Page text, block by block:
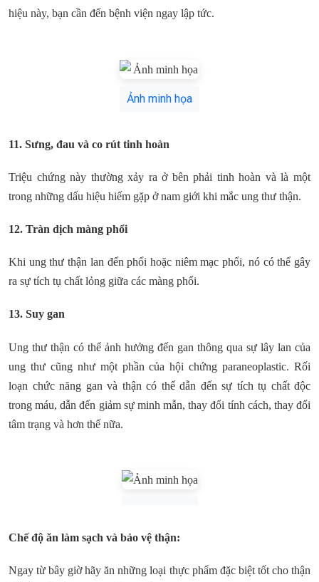
hiệu này, bạn cần đến bệnh viện ngay lập tức.
Ảnh minh họa
11. Sưng, đau và co rút tinh hoàn
Triệu chứng này thường xảy ra ở bên phải tinh hoàn và là một
trong những dấu hiệu hiếm gặp ở nam giới khi mắc ung thư thận.
12. Tràn dịch màng phổi
Khi ung thư thận lan đến phổi hoặc niêm mạc phổi, nó có thể gây
ra sự tích tụ chất lỏng giữa các màng phổi.
13. Suy gan
Ung thư thận có thể ảnh hưởng đến gan thông qua sự lây lan của
ung thư cũng như một phần của hội chứng paraneoplastic. Rối
loạn chức năng gan và thận có thể dẫn đến sự tích tụ chất độc
trong máu, dẫn đến giảm sự minh mẫn, thay đổi tính cách, thay đổi
tâm trạng và hơn thế nữa.
Chế độ ăn làm sạch và bảo vệ thận:
Ngay từ bây giờ hãy ăn những loại thực phẩm đặc biệt tốt cho thận